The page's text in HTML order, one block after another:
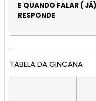
E QUANDO FALAR (
RESPONDE
TABELA DA GINCANA